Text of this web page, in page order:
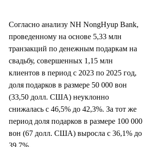
Согласно анализу NH NongHyup Bank,
проведенному на основе 5,33 млн
транзакций по денежным подаркам на
свадьбу, совершенных 1,15 млн
клиентов в период с 2023 по 2025 год,
доля подарков в размере 50 000 вон
(33,50 долл. США) неуклонно
снижалась с 46,5% до 42,3%. За тот же
период доля подарков в размере 100 000
вон (67 долл. США) выросла с 36,1% до
39,7%.